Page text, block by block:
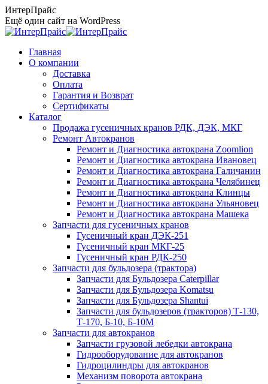
Перейти
к
содержанию
ИнтерПрайс
Ещё один сайт на WordPress
Главная
О компании
Доставка
Оплата
Гарантия и Возврат
Сертификаты
Каталог
Продажа гусеничных кранов РДК, ДЭК, МКГ
Ремонт Автокранов
Ремонт и Диагностика автокрана Zoomlion
Ремонт и Диагностика автокрана Ивановец
Ремонт и Диагностика автокрана Галичанин
Ремонт и Диагностика автокрана Челябинец
Ремонт и Диагностика автокрана Клинцы
Ремонт и Диагностика автокрана Ульяновец
Ремонт и Диагностика автокрана Машека
Запчасти для гусеничных кранов
Гусеничный кран ДЭК-251
Гусеничный кран МКГ-25
Гусеничный кран РДК-250
Запчасти для бульдозера (трактора)
Запчасти для Бульдозера Caterpillar
Запчасти для Бульдозера Komatsu
Запчасти для Бульдозера Shantui
Запчасти для бульдозеров (тракторов) Т-130,
Т-170, Б-10, Б-10М
Запчасти для автокранов
Запчасти грузовой лебедки автокрана
Гидрооборудование для автокранов
Гидроцилиндры для автокранов
Механизм поворота автокрана